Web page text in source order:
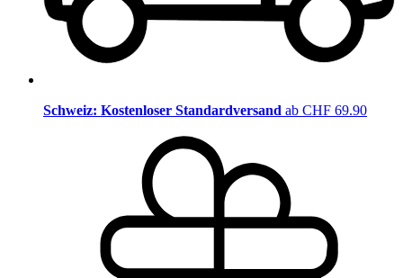
Schweiz: Kostenloser Standardversand ab CHF 69.90